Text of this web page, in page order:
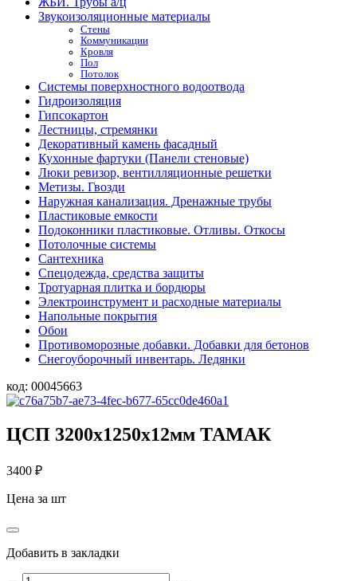
Звукоизоляционные материалы
Стены
Коммуникации
Кровля
Пол
Потолок
Системы поверхностного водоотвода
Гидроизоляция
Гипсокартон
Лестницы, стремянки
Декоративный камень фасадный
Кухонные фартуки (Панели стеновые)
Люки ревизор, вентилляционные решетки
Метизы. Гвозди
Наружная канализация. Дренажные трубы
Пластиковые емкости
Подоконники пластиковые. Отливы. Откосы
Потолочные системы
Сантехника
Спецодежда, средства защиты
Тротуарная плитка и бордюры
Электроинструмент и расходные материалы
Напольные покрытия
Обои
Противоморозные добавки. Добавки для бетонов
Снегоуборочный инвентарь. Ледянки
код: 00045663
ЦСП 3200х1250х12мм ТАМАК
3400 ₽
Цена за шт
Добавить в закладки